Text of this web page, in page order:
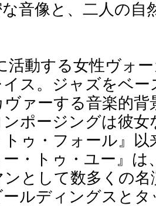
音像と、二人の
活動する女性ヴォ
ス。ジャズをベ
ァーする音楽的
ポージングは彼
ゥ・フォール』
ー・トゥ・ユー』
ンとして数多くの
ールディングスと